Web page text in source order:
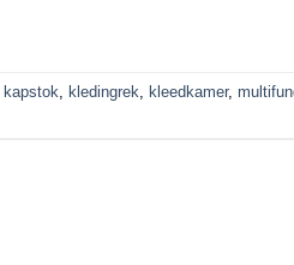
kapstok, kledingrek, kleedkamer,